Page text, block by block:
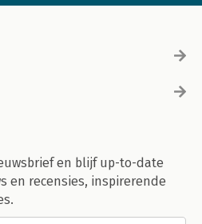
en blijf up-to-date
en recensies, inspirerende